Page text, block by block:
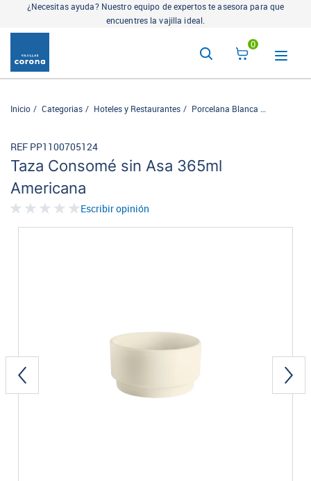
¿Necesitas ayuda? Nuestro equipo de expertos te asesora para que
encuentres la vajilla ideal.
0
Inicio Categorias Hoteles y Restaurantes Porcelana Blanca
Taza Consomé sin Asa 365ml
Americana
REF PP1100705124
Escribir opinión